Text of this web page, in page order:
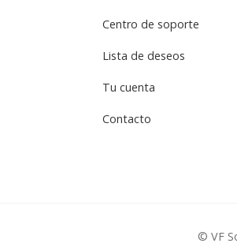
Centro de soporte
Lista de deseos
Tu cuenta
Contacto
© VF